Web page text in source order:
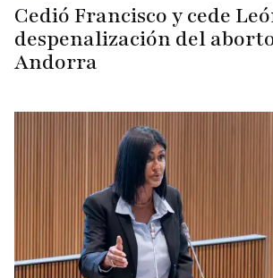
Cedió Francisco y cede
despenalización del
Andorra